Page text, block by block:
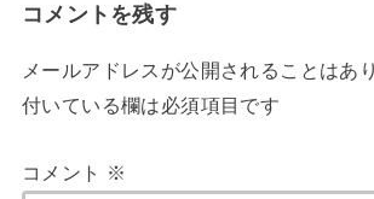
コメントを残す
メールアドレスが公開されることはあ
付いている欄は必須項目です
コメント ※